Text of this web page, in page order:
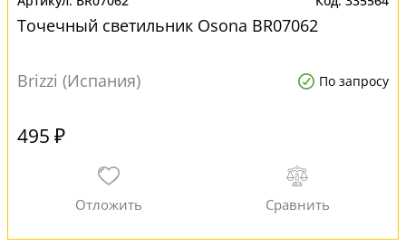
Точечный светильник Osona BR07062
Brizzi (Испания) По запросу
495 ₽